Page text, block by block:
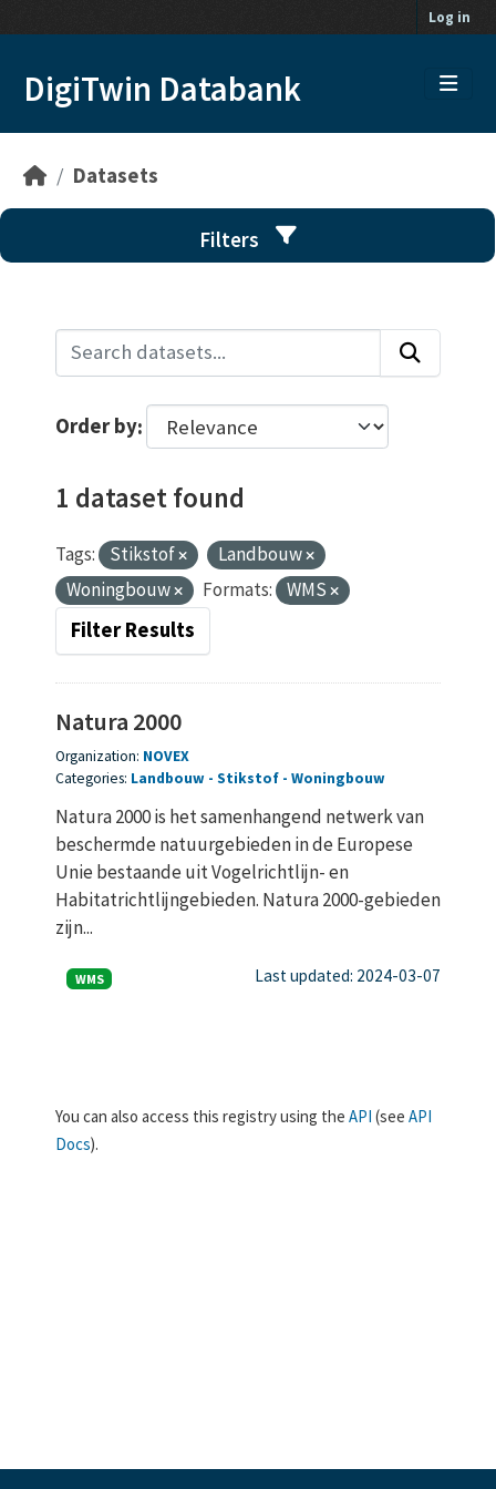
Log in
DigiTwin Databank
Datasets
Filters
Order by
1 dataset found
Tags: Stikstof
Landbouw
Woningbouw
Formats: WMS
Filter Results
Natura 2000
Organization: NOVEX
Categories: Landbouw Stikstof Woningbouw
Natura 2000 is het samenhangend netwerk van
beschermde natuurgebieden in de Europese
Unie bestaande uit Vogelrichtlijn- en
Habitatrichtlijngebieden. Natura 2000-gebieden
zijn...
WMS Last updated: 2024-03-07
You can also access this registry using the API (see API
Docs).